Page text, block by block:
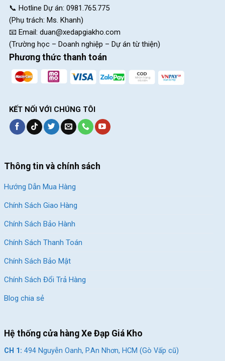
📞 Hotline Dự án: 0981.765.775
(Phụ trách: Ms. Khanh)
📧 Email: duan@xedapgiakho.com
(Trường học – Doanh nghiệp – Dự án từ thiện)
Phương thức thanh toán
KẾT NỐI VỚI CHÚNG TÔI
Thông tin và chính sách
Hướng Dẫn Mua Hàng
Chính Sách Giao Hàng
Chính Sách Bảo Hành
Chính Sách Thanh Toán
Chính Sách Bảo Mật
Chính Sách Đổi Trả Hàng
Blog chia sẻ
Hệ thống cửa hàng Xe Đạp Giá Kho
CH 1: 494 Nguyễn Oanh, P.An Nhơn, HCM (Gò Vấp cũ)